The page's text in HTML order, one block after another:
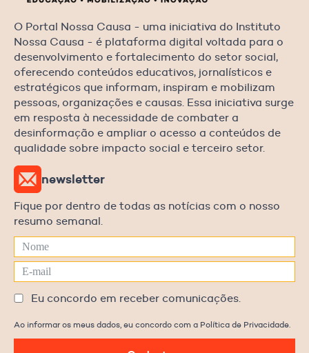
O Portal Nossa Causa - uma iniciativa do Instituto
Nossa Causa - é plataforma digital voltada para o
desenvolvimento e fortalecimento do setor social,
oferecendo conteúdos educativos, jornalísticos e
estratégicos que informam, inspiram e mobilizam
pessoas, organizações e causas. Essa iniciativa surge
em resposta à necessidade de combater a
desinformação e ampliar o acesso a conteúdos de
qualidade sobre impacto social e terceiro setor.
newsletter
Fique por dentro de todas as notícias com o nosso
resumo semanal.
Eu concordo em receber comunicações.
Ao informar os meus dados, eu concordo com a Política de Privacidade.